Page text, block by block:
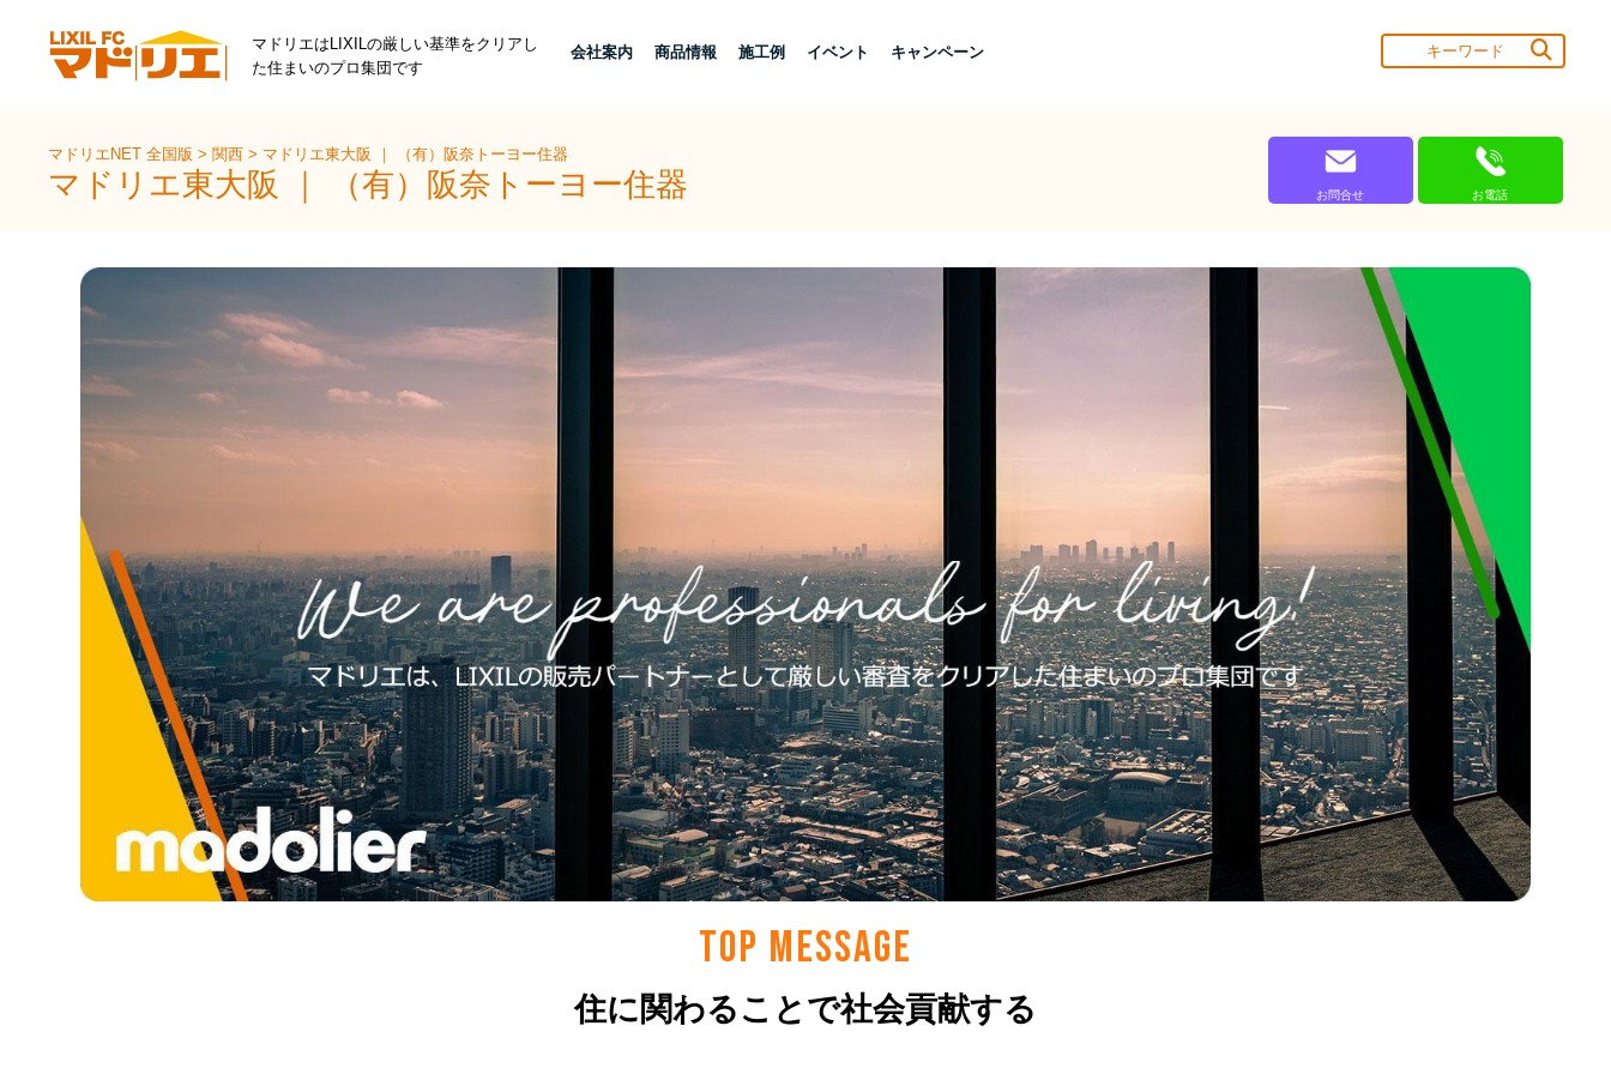
マドリエはLIXILの厳しい基準をクリアし
た住まいのプロ集団です
会社案内 商品情報 施工例 イベント キャンペーン
マドリエNET 全国版>関西> マドリエ東大阪 ｜ （有）阪奈トーヨー住器
マドリエ東大阪 ｜ （有）阪奈トーヨー住器 お問合せ お電話
TOP MESSAGE
住に関わることで社会貢献する